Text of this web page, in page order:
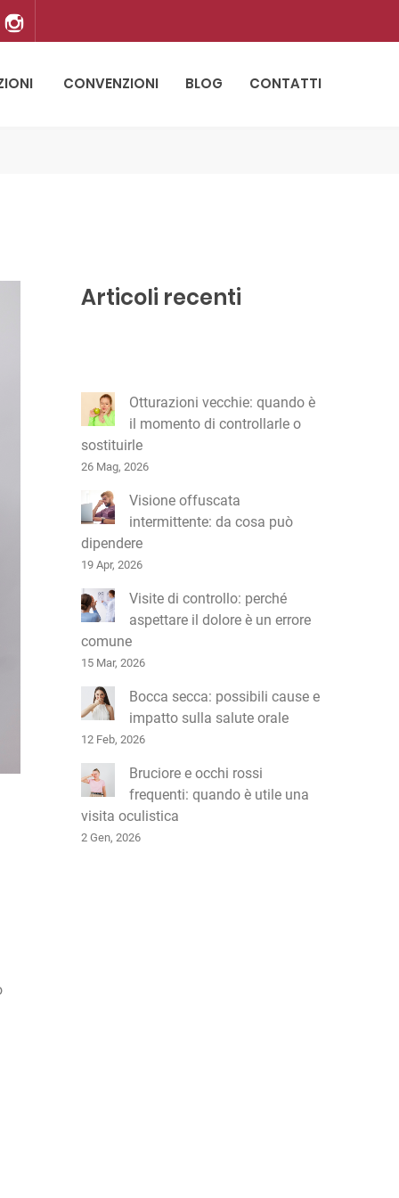
CONVENZIONI BLOG CONTATTI
Articoli recenti
Otturazioni vecchie: quando è
il momento di controllarle o
sostituirle
26 Mag, 2026
Visione offuscata
intermittente: da cosa può
dipendere
19 Apr, 2026
Visite di controllo: perché
aspettare il dolore è un errore
comune
15 Mar, 2026
Bocca secca: possibili cause e
impatto sulla salute orale
12 Feb, 2026
Bruciore e occhi rossi
frequenti: quando è utile una
visita oculistica
2 Gen, 2026